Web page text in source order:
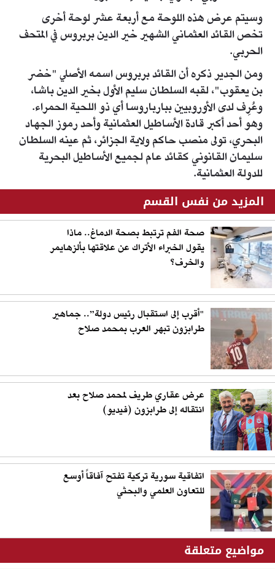
وسيتم عرض هذه اللوحة مع أربعة عشر لوحة أخرى
تخص القائد العثماني الشهير خير الدين بربروس في المتحف
الحربي.
ومن الجدير ذكره أن القائد بربروس اسمه الأصلي "خضر
بن يعقوب"، لقبه السلطان سليم الأول بخير الدين باشا،
وعُرِف لدى الأوروبيين ببارباروسا أي ذو اللحية الحمراء.
وهو أحد أكبر قادة الأساطيل العثمانية وأحد رموز الجهاد
البحري، تولى منصب حاكم ولاية الجزائر، ثم عينه السلطان
سليمان القانوني كقائد عام لجميع الأساطيل البحرية
للدولة العثمانية.
المزيد من نفس القسم
صحة الفم ترتبط بصحة الدماغ.. ماذا
يقول الخبراء الأتراك عن علاقتها بألزهايمر
والخرف؟
"أقرب إلى استقبال رئيس دولة”.. جماهير
طرابزون تبهر العرب بمحمد صلاح
عرض عقاري طريف لمحمد صلاح بعد
انتقاله إلى طرابزون (فيديو)
اتفاقية سورية تركية تفتح آفاقاً أوسع
للتعاون العلمي والبحثي
مواضيع متعلقة